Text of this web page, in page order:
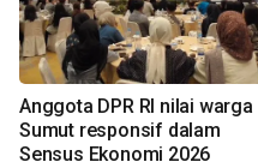
Anggota DPR RI nilai warga
Sumut responsif dalam
Sensus Ekonomi 2026